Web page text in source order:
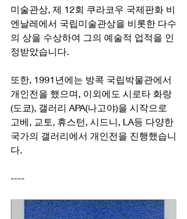
미술관상, 제 12회 쿠라코우 국제판화 비
엔날레에서 국립미술관상을 비롯한 다수
의 상을 수상하여 그의 예술적 업적을 인
정받았습니다.
또한, 1991년에는 방콕 국립박물관에서
개인전을 했으며, 이외에도 시로타 화랑
(도쿄), 갤러리 APA(나고야)을 시작으로
고베, 교토, 휴스턴, 시드니, LA등 다양한
국가의 갤러리에서 개인전을 진행했습니
다.
----